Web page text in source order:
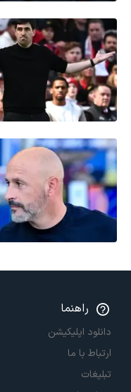
راهنما
دانلود اپلیکیشن
ارتباط با ما
تبلیغات